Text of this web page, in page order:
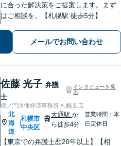
に合った解決策をご提案します。まず
はご相談を。【札幌駅 徒歩5分】
メールでお問い合わせ
佐藤 光子 弁護
士
インタビューを見
る
虎ノ門法律経済事務所 札幌支店
北
海
道
札幌市
中央区
大通駅 か
ら徒歩4分
営業時間：本
日定休日
【東京での弁護士歴20年以上】【相